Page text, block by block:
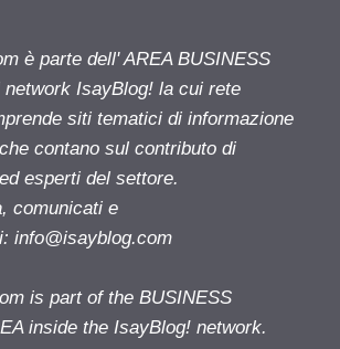
è parte dell' AREA BUSINESS
network IsayBlog! la cui rete
siti tematici di informazione
contano sul contributo di
esperti del settore.
comunicati e
info@isayblog.com
is part of the BUSINESS
inside the IsayBlog! network.